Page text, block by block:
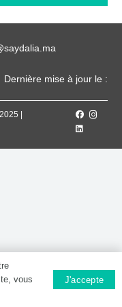
Dernière mise à jour le :
|
vous
J'accepte